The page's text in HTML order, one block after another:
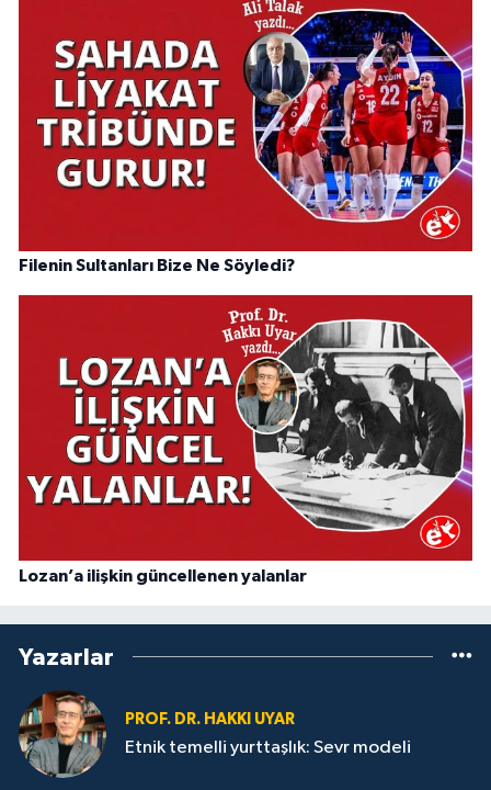
Filenin Sultanları Bize Ne Söyledi?
Lozan’a ilişkin güncellenen yalanlar
Yazarlar
PROF. DR. HAKKI UYAR
Etnik temelli yurttaşlık: Sevr modeli